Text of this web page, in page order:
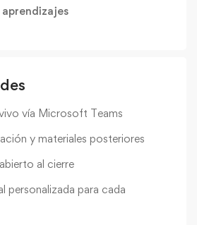
vía Microsoft Teams
y materiales posteriores
al cierre
personalizada para cada